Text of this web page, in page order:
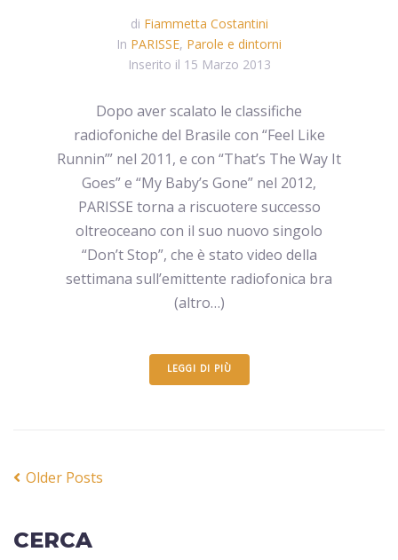
di Fiammetta Costantini
In PARISSE, Parole e dintorni
Inserito il 15 Marzo 2013
Dopo aver scalato le classifiche
radiofoniche del Brasile con “Feel Like
Runnin’” nel 2011, e con “That’s The Way It
Goes” e “My Baby’s Gone” nel 2012,
PARISSE torna a riscuotere successo
oltreoceano con il suo nuovo singolo
“Don’t Stop”, che è stato video della
settimana sull’emittente radiofonica bra
(altro…)
LEGGI DI PIÙ
Older Posts
CERCA